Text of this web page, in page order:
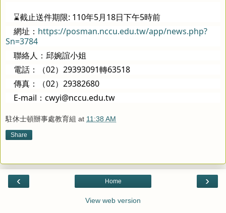
    ⌛截止送件期限: 110年5月18日下午5時前
    網址：
https://posman.nccu.edu.tw/app/news.php?
Sn=3784
    聯絡人：邱婉誼小姐
    電話：（02）29393091轉63518
    傳真：（02）29382680
    E-mail：cwyi@nccu.edu.tw
駐休士頓辦事處教育組 at 11:38 AM
Share
‹ ›
Home
View web version